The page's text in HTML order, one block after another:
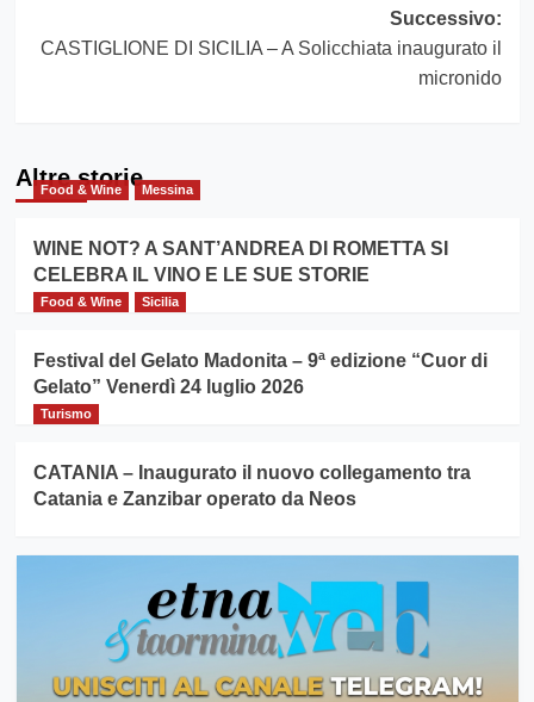
Successivo:
CASTIGLIONE DI SICILIA – A Solicchiata inaugurato il
micronido
Altre storie
Food & Wine Messina
WINE NOT? A SANT’ANDREA DI ROMETTA SI
CELEBRA IL VINO E LE SUE STORIE
Food & Wine Sicilia
Festival del Gelato Madonita – 9ª edizione “Cuor di
Gelato” Venerdì 24 luglio 2026
Turismo
CATANIA – Inaugurato il nuovo collegamento tra
Catania e Zanzibar operato da Neos